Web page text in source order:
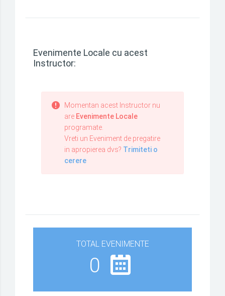
Evenimente Locale cu acest
Instructor:
Momentan acest Instructor nu
are Evenimente Locale
programate.
Vreti un Eveniment de pregatire
in apropierea dvs? Trimiteti o
cerere
TOTAL EVENIMENTE
0